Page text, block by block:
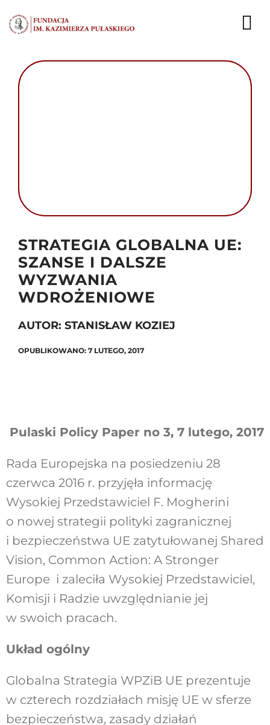
do
zawartości
KONTAKT
STRATEGIA GLOBALNA UE:
SZANSE I DALSZE
WYZWANIA
WDROŻENIOWE
AUTOR: STANISŁAW KOZIEJ
OPUBLIKOWANO: 7 LUTEGO, 2017
Pulaski Policy Paper no 3, 7 lutego, 2017
Rada Europejska na posiedzeniu 28
czerwca 2016 r. przyjęła informację
Wysokiej Przedstawiciel F. Mogherini
o nowej strategii polityki zagranicznej
i bezpieczeństwa UE zatytułowanej Shared
Vision, Common Action: A Stronger
Europe i zaleciła Wysokiej Przedstawiciel,
Komisji i Radzie uwzględnianie jej
w swoich pracach.
Układ ogólny
Globalna Strategia WPZiB UE prezentuje
w czterech rozdziałach misję UE w sferze
bezpieczeństwa, zasady działań